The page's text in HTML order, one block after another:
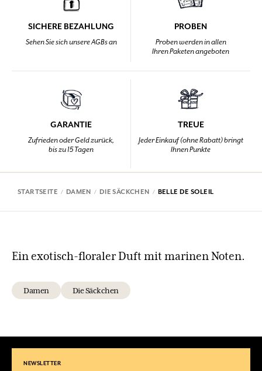
SICHERE BEZAHLUNG
Sehen Sie sich unsere AGBs an
PROBEN
Proben werden in allen
Ihren Paketen angeboten
GARANTIE
Zufrieden oder Geld zurück,
bis zu 15 Tagen
TREUE
Jeder Einkauf (ohne Rabatt) bringt
Ihnen Punkte
STARTSEITE DAMEN DIE SÄCKCHEN BELLE DE SOLEIL
Ein exotisch-floraler Duft mit marinen Noten.
Damen Die Säckchen
NEWSLETTER